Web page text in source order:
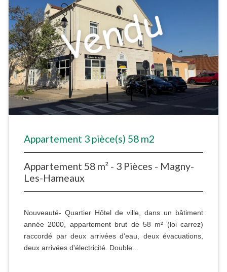
Appartement 3 pièce(s) 58 m2
Appartement 58 m² - 3 Pièces - Magny-
Les-Hameaux
Nouveauté- Quartier Hôtel de ville, dans un bâtiment
année 2000, appartement brut de 58 m² (loi carrez)
raccordé par deux arrivées d'eau, deux évacuations,
deux arrivées d'électricité. Double...